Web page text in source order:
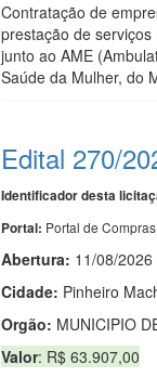
Contratação de
prestação de
junto ao AME
Saúde da Mulher, do
Edital 270/
Identificador desta
Portal: Portal de
Abertura: 11/08/2026
Cidade: Pinheiro
Orgão: MUNICIPIO
Valor: R$ 63.907,00